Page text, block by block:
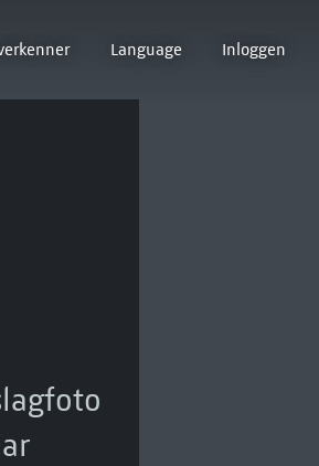
Language Inloggen